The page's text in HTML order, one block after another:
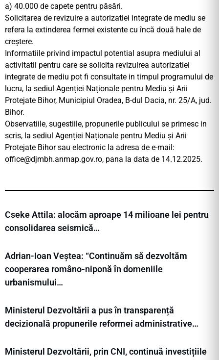
a) 40.000 de capete pentru păsări.
Solicitarea de revizuire a autorizatiei integrate de mediu se
refera la extinderea fermei existente cu încă două hale de
creștere.
Informatiile privind impactul potential asupra mediului al
activitatii pentru care se solicita revizuirea autorizatiei
integrate de mediu pot fi consultate in timpul programului de
lucru, la sediul Agenției Naționale pentru Mediu și Arii
Protejate Bihor, Municipiul Oradea, B-dul Dacia, nr. 25/A, jud.
Bihor.
Observatiile, sugestiile, propunerile publicului se primesc in
scris, la sediul Agenției Naționale pentru Mediu și Arii
Protejate Bihor sau electronic la adresa de e-mail:
office@djmbh.anmap.gov.ro, pana la data de 14.12.2025.
Cseke Attila: alocăm aproape 14 milioane lei pentru
consolidarea seismică…
Adrian-Ioan Veștea: “Continuăm să dezvoltăm
cooperarea româno-niponă în domeniile
urbanismului…
Ministerul Dezvoltării a pus în transparență
decizională propunerile reformei administrative…
Ministerul Dezvoltării, prin CNI, continuă investițiile